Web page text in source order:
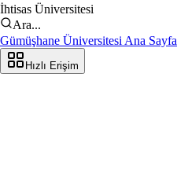
İhtisas Üniversitesi
Ara...
Gümüşhane Üniversitesi Ana Sayfa
Hızlı Erişim